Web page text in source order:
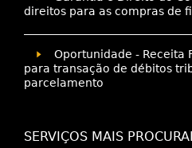
direitos para as compras de
Oportunidade - Receita
para transação de débitos
parcelamento
SERVIÇOS MAIS